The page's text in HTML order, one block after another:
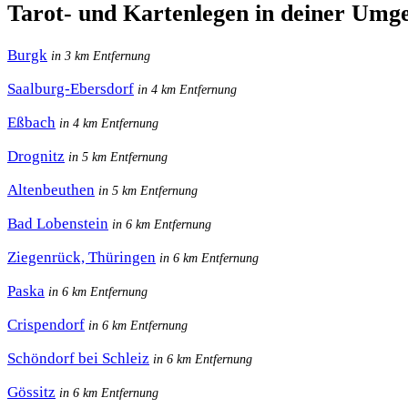
Tarot- und Kartenlegen in deiner
Burgk in 3 km Entfernung
Saalburg-Ebersdorf in 4 km Entfernung
Eßbach in 4 km Entfernung
Drognitz in 5 km Entfernung
Altenbeuthen in 5 km Entfernung
Bad Lobenstein in 6 km Entfernung
Ziegenrück, Thüringen in 6 km Entfernung
Paska in 6 km Entfernung
Crispendorf in 6 km Entfernung
Schöndorf bei Schleiz in 6 km Entfernung
Gössitz in 6 km Entfernung